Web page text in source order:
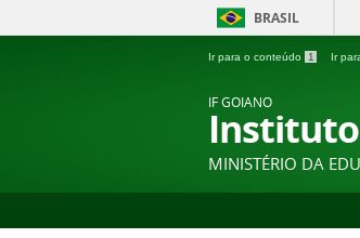
BRASIL
Ir para o conteúdo 1 Ir
IF GOIANO
MINISTÉRIO DA